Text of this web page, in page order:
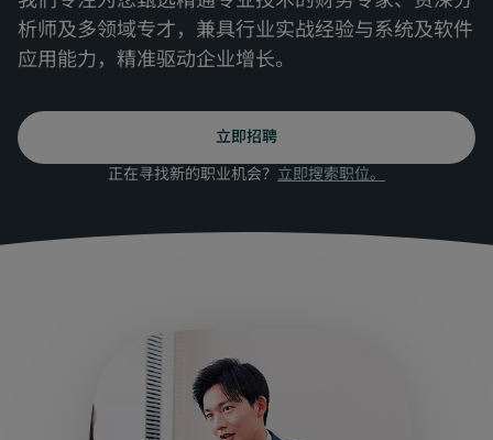
析师及多领域专才，兼具行业实战经验与系统及软件
应用能力，精准驱动企业增长。
立即招聘
正在寻找新的职业机会？ 立即搜索职位。